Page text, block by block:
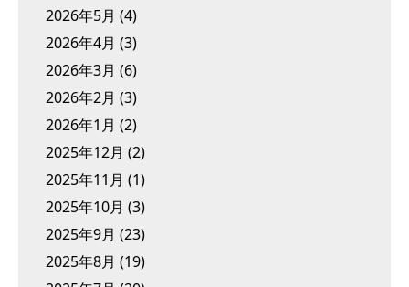
2026年5月 (4)
2026年4月 (3)
2026年3月 (6)
2026年2月 (3)
2026年1月 (2)
2025年12月 (2)
2025年11月 (1)
2025年10月 (3)
2025年9月 (23)
2025年8月 (19)